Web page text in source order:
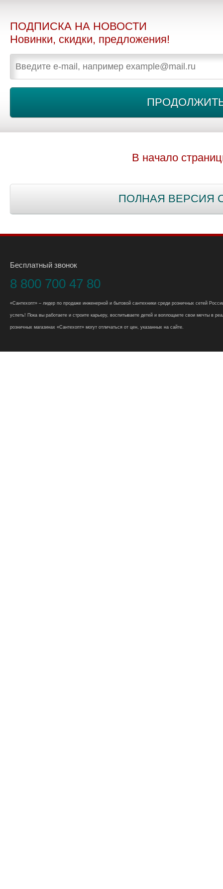
ПОДПИСКА НА НОВОСТИ
Новинки, скидки, предложения!
В начало
ПОЛНАЯ ВЕРСИЯ
Бесплатный звонок
8 800 700 47 80
«Сантехопт» – лидер по продаже инженерной и бытовой сантехники среди розничных сетей
успеть! Пока вы работаете и строите карьеру, воспитываете детей и воплощаете свои мечты в
розничных магазинах «Сантехопт» могут отличаться от цен, указанных на сайте.